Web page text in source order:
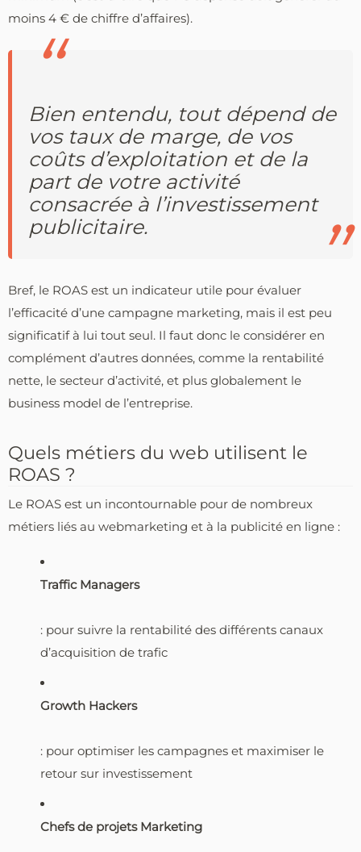
moins 4 € de chiffre d’affaires).
Bien entendu, tout dépend de
vos taux de marge, de vos
coûts d’exploitation et de la
part de votre activité
consacrée à l’investissement
publicitaire.
Bref, le ROAS est un indicateur utile pour évaluer
l’efficacité d’une campagne marketing, mais il est peu
significatif à lui tout seul. Il faut donc le considérer en
complément d’autres données, comme la rentabilité
nette, le secteur d’activité, et plus globalement le
business model de l’entreprise.
Quels métiers du web utilisent le
ROAS ?
Le ROAS est un incontournable pour de nombreux
métiers liés au webmarketing et à la publicité en ligne :
Traffic Managers
: pour suivre la rentabilité des différents canaux
d’acquisition de trafic
Growth Hackers
: pour optimiser les campagnes et maximiser le
retour sur investissement
Chefs de projets Marketing